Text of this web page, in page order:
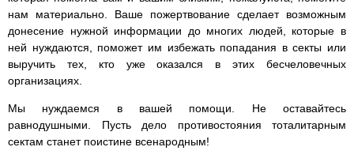
нам материально. Ваше пожертвование сделает возможным
донесение нужной информации до многих людей, которые в
ней нуждаются, поможет им избежать попадания в секты или
выручить тех, кто уже оказался в этих бесчеловечных
организациях.
Мы нуждаемся в вашей помощи. Не оставайтесь
равнодушными. Пусть дело противостояния тоталитарным
сектам станет поистине всенародным!